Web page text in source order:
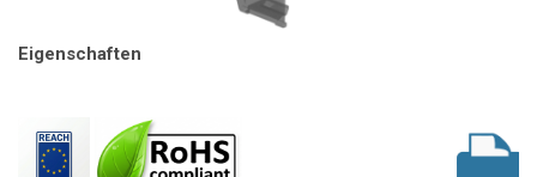
Eigenschaften